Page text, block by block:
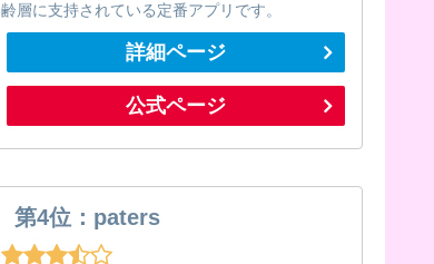
齢層に支持されている定番アプリです。
詳細ページ
公式ページ
第4位：paters